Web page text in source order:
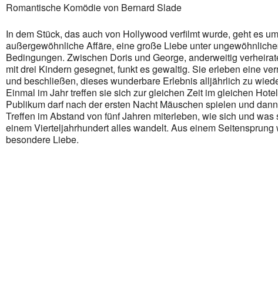
iCalendar
Office 365
Outlook Live
Romantische Komödie von Bernard Slade
In dem Stück, das auch von Hollywood verfilmt wurde, geht es
außergewöhnliche Affäre, eine große Liebe unter
Bedingungen. Zwischen Doris und George, anderweitig
mit drei Kindern gesegnet, funkt es gewaltig. Sie erleben eine
und beschließen, dieses wunderbare Erlebnis alljährlich zu
Einmal im Jahr treffen sie sich zur gleichen Zeit im gleichen
Publikum darf nach der ersten Nacht Mäuschen spielen und
Treffen im Abstand von fünf Jahren miterleben, wie sich und was
einem Vierteljahrhundert alles wandelt. Aus einem Seitensprung
besondere Liebe.